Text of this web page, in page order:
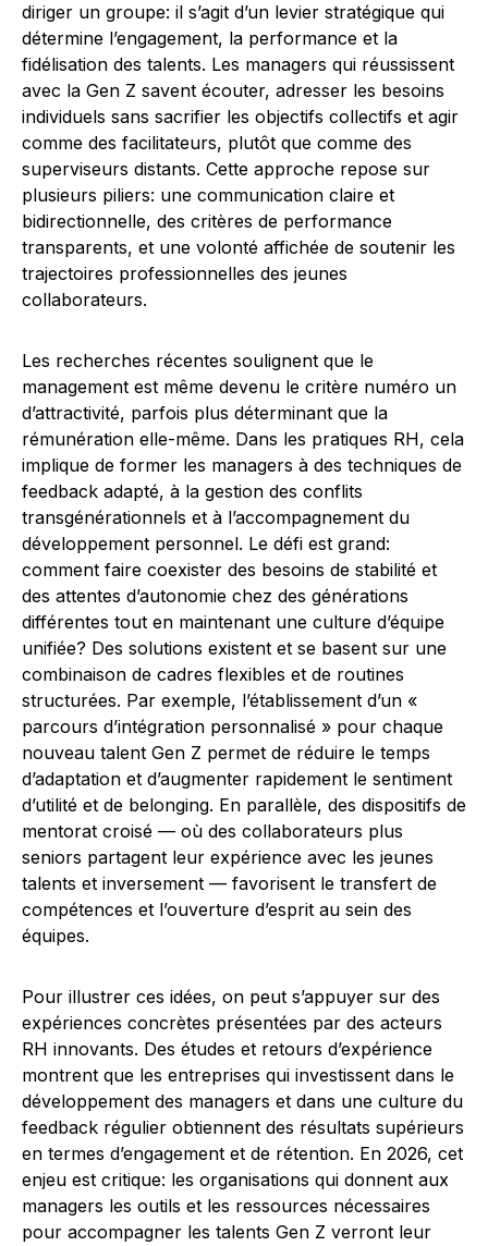
diriger un groupe: il s’agit d’un levier stratégique qui
détermine l’engagement, la performance et la
fidélisation des talents. Les managers qui réussissent
avec la Gen Z savent écouter, adresser les besoins
individuels sans sacrifier les objectifs collectifs et agir
comme des facilitateurs, plutôt que comme des
superviseurs distants. Cette approche repose sur
plusieurs piliers: une communication claire et
bidirectionnelle, des critères de performance
transparents, et une volonté affichée de soutenir les
trajectoires professionnelles des jeunes
collaborateurs.
Les recherches récentes soulignent que le
management est même devenu le critère numéro un
d’attractivité, parfois plus déterminant que la
rémunération elle-même. Dans les pratiques RH, cela
implique de former les managers à des techniques de
feedback adapté, à la gestion des conflits
transgénérationnels et à l’accompagnement du
développement personnel. Le défi est grand:
comment faire coexister des besoins de stabilité et
des attentes d’autonomie chez des générations
différentes tout en maintenant une culture d’équipe
unifiée? Des solutions existent et se basent sur une
combinaison de cadres flexibles et de routines
structurées. Par exemple, l’établissement d’un «
parcours d’intégration personnalisé » pour chaque
nouveau talent Gen Z permet de réduire le temps
d’adaptation et d’augmenter rapidement le sentiment
d’utilité et de belonging. En parallèle, des dispositifs de
mentorat croisé — où des collaborateurs plus
seniors partagent leur expérience avec les jeunes
talents et inversement — favorisent le transfert de
compétences et l’ouverture d’esprit au sein des
équipes.
Pour illustrer ces idées, on peut s’appuyer sur des
expériences concrètes présentées par des acteurs
RH innovants. Des études et retours d’expérience
montrent que les entreprises qui investissent dans le
développement des managers et dans une culture du
feedback régulier obtiennent des résultats supérieurs
en termes d’engagement et de rétention. En 2026, cet
enjeu est critique: les organisations qui donnent aux
managers les outils et les ressources nécessaires
pour accompagner les talents Gen Z verront leur